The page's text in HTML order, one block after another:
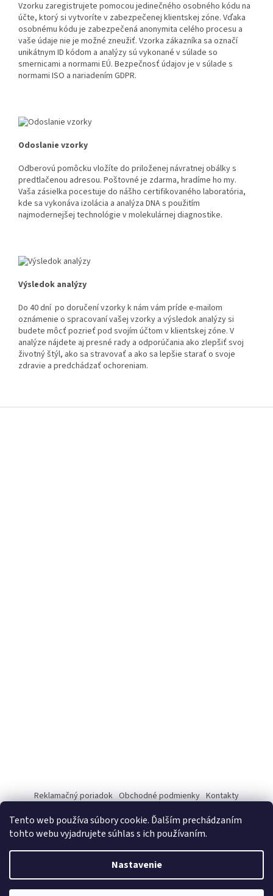
Tento web používa súbory cookie. Ďalším prechádzaním
tohto webu vyjadrujete súhlas s ich používaním.
Nastavenie
Vzorku zaregistrujete pomocou jedinečného osobného kódu na
účte, ktorý si vytvoríte v zabezpečenej klientskej zóne. Vďaka
osobnému kódu je zabezpečená anonymita celého procesu a
vaše údaje nie je možné zneužiť. Vzorka zákazníka sa označí
unikátnym ID kódom a analýzy sú vykonané v súlade so
smernicami a normami EÚ. Bezpečnosť údajov je v súlade s
normami ISO a nariadením GDPR.
Odoslanie vzorky
Odberovú pomôcku vložíte do priloženej návratnej obálky s
predtlačenou adresou. Poštovné je zdarma, hradíme ho my.
Vaša zásielka pocestuje do nášho certifikovaného laboratória,
kde sa vykonáva izolácia a analýza DNA s použitím
najmodernejšej technológie v molekulárnej diagnostike.
Výsledok analýzy
Do 40 dní po doručení vzorky k nám vám príde e-mailom
oznámenie o spracovaní vašej vzorky a výsledok analýzy si
budete môcť pozrieť pod svojím účtom v klientskej zóne. V
analýze nájdete aj presné rady a odporúčania ako zlepšiť svoj
životný štýl, ako sa stravovať a ako sa lepšie starať o svoje
zdravie a predchádzať ochoreniam.
Reklamačný poriadok Obchodné podmienky Kontakty
Copyright 2026www.vitaminyprezdravie.sk. Všetky práva